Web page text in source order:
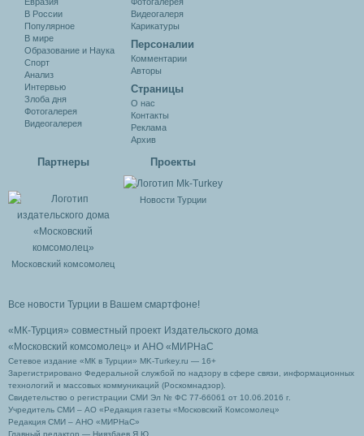
В России
Популярное
В мире
Образование и Наука
Спорт
Анализ
Интервью
Злоба дня
Фотогалерея
Видеогалерея
Видеогалеря
Карикатуры
Персоналии
Комментарии
Авторы
Cтраницы
О нас
Контакты
Реклама
Архив
Партнеры
Московский комсомолец
Проекты
Новости Турции
Все новости Турции в Вашем смартфоне!
«МК-Турция» совместный проект Издательского дома
«Московский комсомолец» и АНО «МИРНаС
Сетевое издание «МК в Турции» MK-Turkey.ru — 16+
Зарегистрировано Федеральной службой по надзору в сфере связи, информационных
технологий и массовых коммуникаций (Роскомнадзор).
Свидетельство о регистрации СМИ Эл № ФС 77-66061 от 10.06.2016 г.
Учредитель СМИ – АО «Редакция газеты «Московский Комсомолец»
Редакция СМИ – АНО «МИРНаС»
Главный редактор — Ниязбаев Я.Ю.